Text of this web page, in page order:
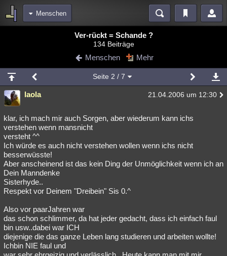
Menschen
Blogs Videos
Chat Wiki Neuigkeiten
meine Rubriken
Menschen Mystery Kriminalfälle
Spiritualität Verschwörungen Technologie Ufologie
Natur
weitere Rubriken
Philosophie Träume Orte Esoterik Literatur
Astronomie Helpdesk Gruppen
Musik Clash Verbesserungen
Übersichten
Besucht Teilgenommen Alle Neue Geschlossen
Ver-rückt = Schande ?
134 Beiträge
Menschen Mehr
Seite 2 / 7
laola 21.04.2006 um 12:30
klar, ich mach mir auch Sorgen, aber wiederum kann ichs
verstehen wenn mansnicht
versteht ^^
Ich würde es auch nicht verstehen wollen wenn ichs nicht
besserwüsste!
Aber anscheinend ist das kein Ding der Unmöglichkeit wenn ich an
Dein Manndenke
Sisterhyde..
Respekt vor Deinem "Dreibein" Sis 0.^
Also vor paarJahren war
das schon schlimmer, da hat jeder gedacht, dass ich einfach faul
bin usw..dabei war ICH
diejenige die das ganze Leben lang studieren und arbeiten wollte!
Ichbin NIE faul und